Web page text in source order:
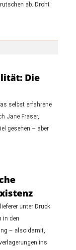
ab. Droht
Die
selbst erfahrene
Jane Fraser,
gesehen – aber
unter Druck.
in den
– also damit,
ins